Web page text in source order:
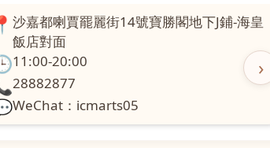
›
📍澳門啤利喇街121號珍興樓L1舖 粵華廣場對
面
🕒11:00-20:00
📞28331971
💬WeChat：icmarts02